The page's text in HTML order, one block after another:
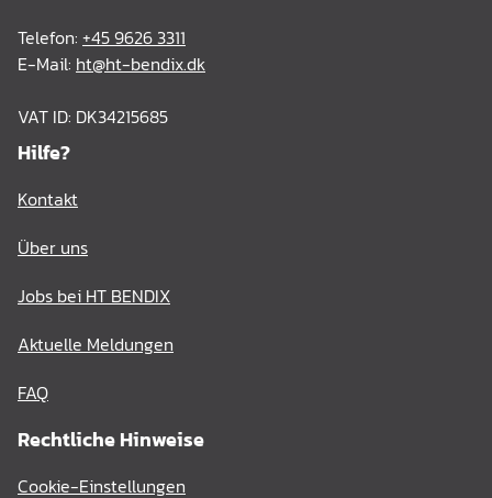
Telefon: +45 9626 3311
E-Mail: ht@ht-bendix.dk
VAT ID: DK34215685
Hilfe?
Kontakt
Über uns
Jobs bei HT BENDIX
Aktuelle Meldungen
FAQ
Rechtliche Hinweise
Cookie-Einstellungen